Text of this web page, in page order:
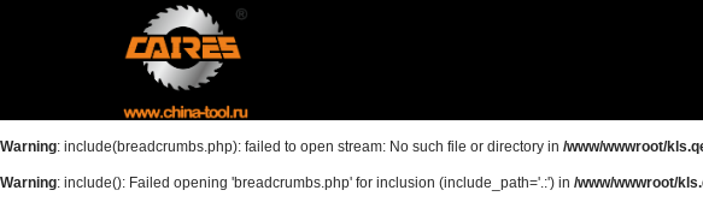
Новости
Warning: include(breadcrumbs.php): failed to open stream: No such file or directory in /www/wwwroot/
Warning: include(): Failed opening 'breadcrumbs.php' for inclusion (include_path='.:') in /www/wwwroot/